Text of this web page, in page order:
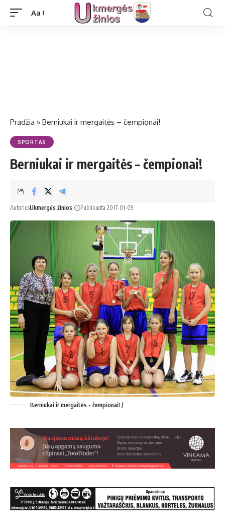
Aa
Pradžia » Berniukai ir mergaitės – čempionai!
SPORTAS
Berniukai ir mergaitės – čempionai!
AutoriusUkmergės žinios Publikuota 2017-01-09
Berniukai ir mergaitės - čempionai! /